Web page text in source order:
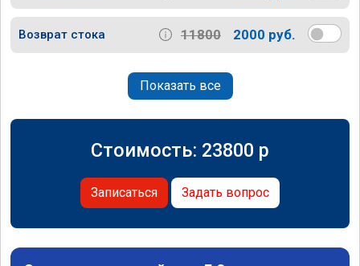
Возврат стока 11800 2000 руб.
Показать все
Стоимость: 23800 p
Записаться Задать вопрос